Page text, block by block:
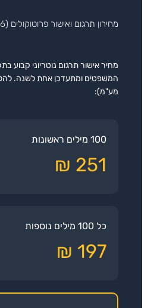
מחירון תרגום ואישור פרוטוקולים (2026)
מחיר אישור תרגום נוטריוני קבוע
המשפטים ומתעדכן אחת לשנה.
מע"מ):
100 מילים ראשונות
251 ₪
כל 100 מילים נוספות
197 ₪